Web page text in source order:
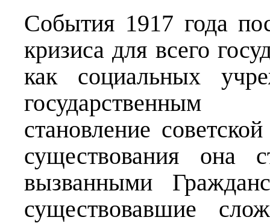
События 1917 года
кризиса для всего
как социальных
государственным
становление
существования она
вызванными
существовавшие